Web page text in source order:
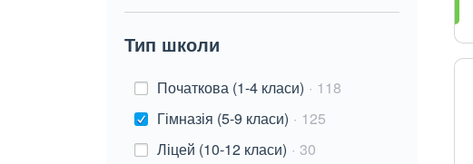
Тип школи
Початкова (1-4 класи)
118
Гімназія (5-9 класи)
125
Ліцей (10-12 класи)
30